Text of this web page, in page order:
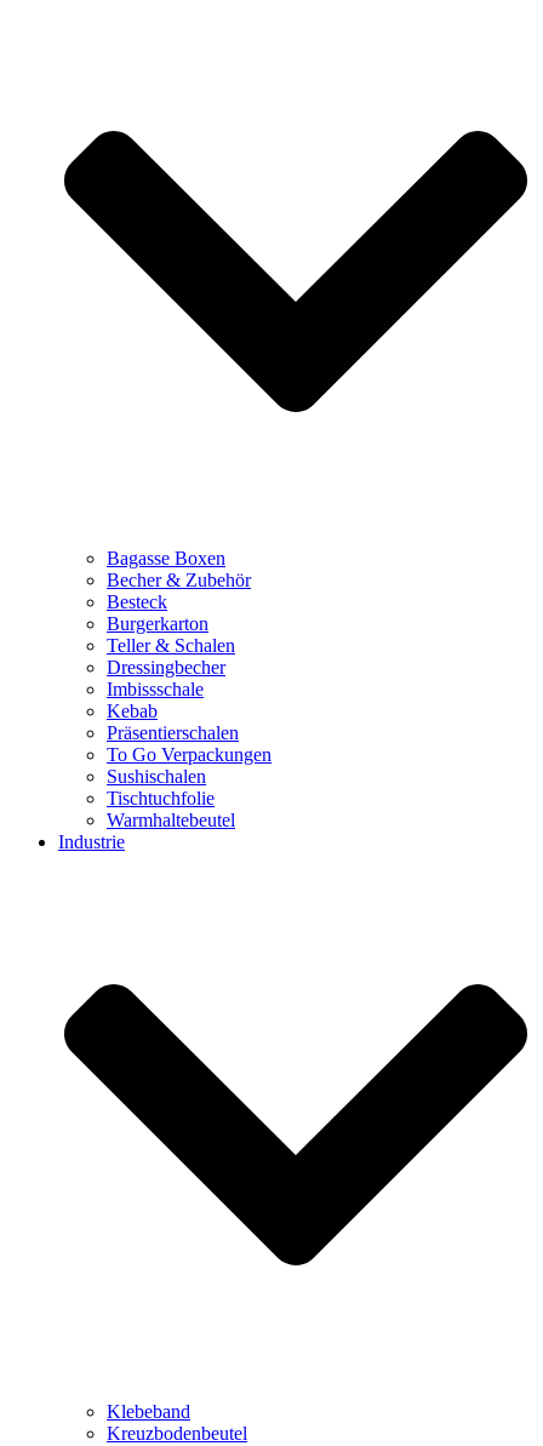
Bagasse Boxen
Becher & Zubehör
Besteck
Burgerkarton
Teller & Schalen
Dressingbecher
Imbissschale
Kebab
Präsentierschalen
To Go Verpackungen
Sushischalen
Tischtuchfolie
Warmhaltebeutel
Industrie
Klebeband
Kreuzbodenbeutel